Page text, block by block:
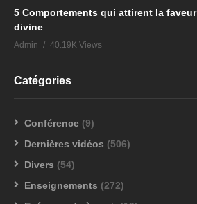
5 Comportements qui attirent la faveur
divine
Admin 40.19K Views
Catégories
Conférence (9)
Dernières vidéos (506)
Divers (54)
Enseignements (272)